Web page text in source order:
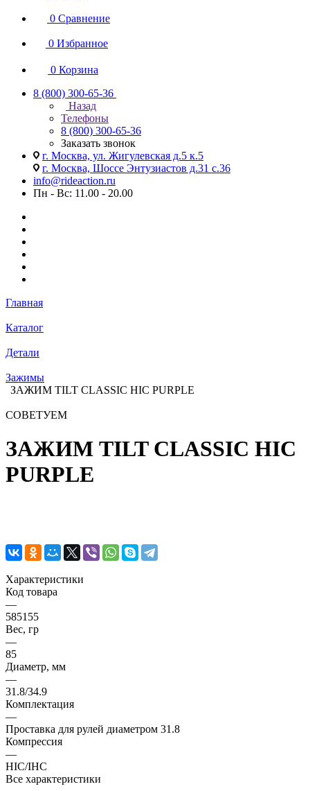
0 Сравнение
0 Избранное
0 Корзина
8 (800) 300-65-36
Назад
Телефоны
8 (800) 300-65-36
Заказать звонок
г. Москва, ул. Жигулевская д.5 к.5
г. Москва, Шоссе Энтузиастов д.31 с.36
info@rideaction.ru
Пн - Вс: 11.00 - 20.00
Главная
Каталог
Детали
Зажимы
ЗАЖИМ TILT CLASSIC HIC PURPLE
СОВЕТУЕМ
ЗАЖИМ TILT CLASSIC HIC
PURPLE
Характеристики
Код товара
—
585155
Вес, гр
—
85
Диаметр, мм
—
31.8/34.9
Комплектация
—
Проставка для рулей диаметром 31.8
Компрессия
—
HIC/IHC
Все характеристики